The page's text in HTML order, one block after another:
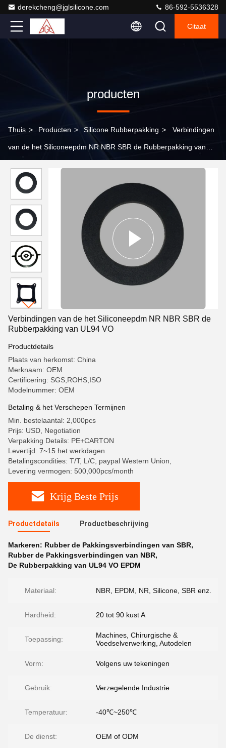
derekcheng@jglsilicone.com 86-592-5536328
Citaat
producten
Thuis > Producten > Silicone Rubberpakking > Verbindingen
van de het Siliconeepdm NR NBR SBR de Rubberpakking van
Verbindingen van de het Siliconeepdm NR NBR SBR de
Rubberpakking van UL94 VO
Productdetails
Plaats van herkomst: China
Merknaam: OEM
Certificering: SGS,ROHS,ISO
Modelnummer: OEM
Betaling & het Verschepen Termijnen
Min. bestelaantal: 2,000pcs
Prijs: USD, Negotiation
Verpakking Details: PE+CARTON
Levertijd: 7~15 het werkdagen
Betalingscondities: T/T, L/C, paypal Western Union,
Levering vermogen: 500,000pcs/month
Krijg Beste Prijs
Productdetails Productbeschrijving
Markeren: Rubber de Pakkingsverbindingen van SBR,
Rubber de Pakkingsverbindingen van NBR,
De Rubberpakking van UL94 VO EPDM
Materiaal: NBR, EPDM, NR, Silicone, SBR enz.
Hardheid: 20 tot 90 kust A
Toepassing:
Machines, Chirurgische &
Voedselverwerking, Autodelen
Vorm: Volgens uw tekeningen
Gebruik: Verzegelende Industrie
Temperatuur: -40℃~250℃
De dienst: OEM of ODM